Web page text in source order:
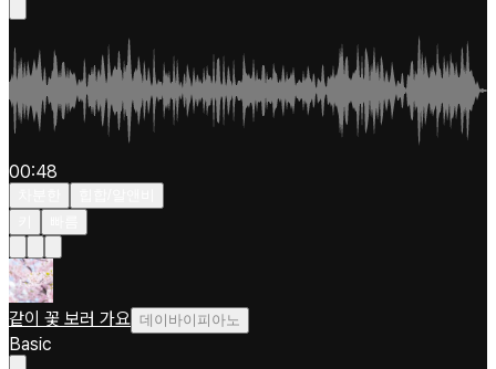
00:48
같이 꽃 보러 가요 데이바이피아노
Basic